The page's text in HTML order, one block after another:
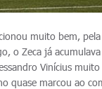
muito bem,
o Zeca já
Vinícius
quase marcou ao